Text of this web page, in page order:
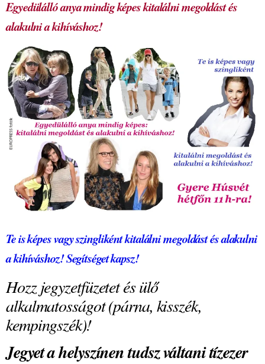
Egyedülálló anya mindig képes kitalálni megoldást és
alakulni a kihíváshoz!
Te is képes vagy szingliként kitalálni megoldást és alakulni
a kihíváshoz! Segítséget kapsz!
Hozz jegyzetfüzetet és ülő
alkalmatosságot (párna, kisszék,
kempingszék)!
Jegyet a helyszínen tudsz váltani tízezer